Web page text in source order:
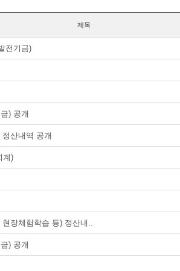
제목
전기금)
) 공개
산내역 공개
계)
장체험학습 등) 정산내..
) 공개